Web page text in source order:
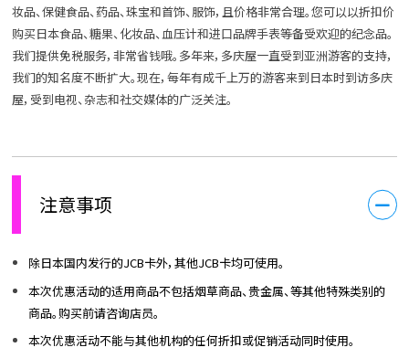
妆品、保健食品、药品、珠宝和首饰、服饰，且价格非常合理。您可以以折扣价
购买日本食品、糖果、化妆品、血压计和进口品牌手表等备受欢迎的纪念品。
我们提供免税服务，非常省钱哦。多年来，多庆屋一直受到亚洲游客的支持，
我们的知名度不断扩大。现在，每年有成千上万的游客来到日本时到访多庆
屋，受到电视、杂志和社交媒体的广泛关注。
注意事项
除日本国内发行的JCB卡外，其他JCB卡均可使用。
本次优惠活动的适用商品不包括烟草商品、贵金属、等其他特殊类别的
商品。购买前请咨询店员。
本次优惠活动不能与其他机构的任何折扣或促销活动同时使用。